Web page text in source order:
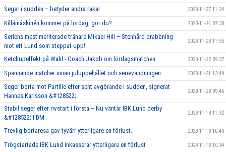
Seger i sudden – betyder andra raka! 2023-11-27 11:24
Kíllámáskínén kommer på lördag, gör du? 2023-11-24 07:30
Seriens mest meriterade tränare Mikael Hill – Stenhård drabbning
mot ett Lund som steppat upp!
2023-11-23 11:55
Ketchupeffekt på Wahl - Coach Jakob om lördagsmatchen 2023-11-22 09:27
Spännande matcher innan juluppehållet och serievändningen. 2023-11-21 13:49
Seger borta mot Partille efter sent avgörande i sudden, signerat
Hannes Karlsson &#128522;
2023-11-20 09:45
Stabil seger efter rivstart i första – Nu väntar IBK Lund derby
&#128522; i DM
2023-11-13 11:32
Trevlig bortaresa gav tyvärr ytterligare en förlust. 2023-11-13 10:43
Trögstartade IBK Lund inkasserar ytterligare en förlust 2023-11-13 10:34